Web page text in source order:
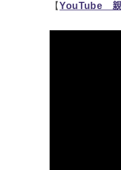
【YouTube 親